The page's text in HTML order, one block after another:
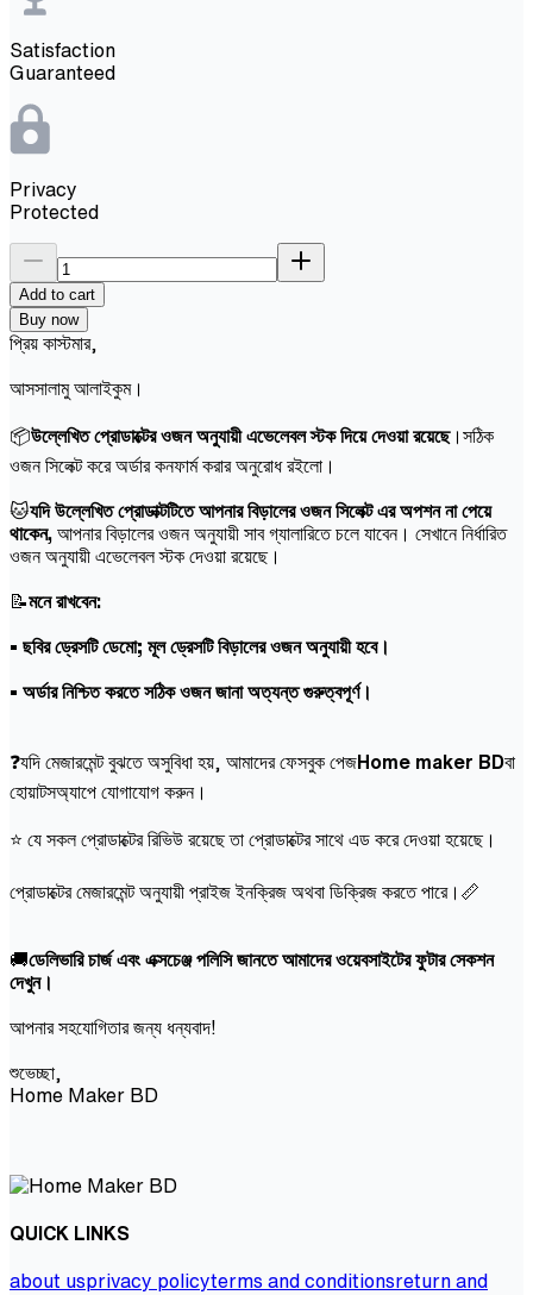
Satisfaction
Guaranteed
Privacy
Protected
Add to cart
Buy now
প্রিয় কাস্টমার,
আসসালামু আলাইকুম।
📦উল্লেখিত প্রোডাক্টের ওজন অনুযায়ী এভেলেবল স্টক দিয়ে দেওয়া রয়েছে।সঠিক
ওজন সিলেক্ট করে অর্ডার কনফার্ম করার অনুরোধ রইলো।
🐱যদি উল্লেখিত প্রোডাক্টটিতে আপনার বিড়ালের ওজন সিলেক্ট এর অপশন না পেয়ে
থাকেন, আপনার বিড়ালের ওজন অনুযায়ী সাব গ্যালারিতে চলে যাবেন। সেখানে নির্ধারিত
ওজন অনুযায়ী এভেলেবল স্টক দেওয়া রয়েছে।
📝মনে রাখবেন:
• ছবির ড্রেসটি ডেমো; মূল ড্রেসটি বিড়ালের ওজন অনুযায়ী হবে।
• অর্ডার নিশ্চিত করতে সঠিক ওজন জানা অত্যন্ত গুরুত্বপূর্ণ।
❓যদি মেজারমেন্ট বুঝতে অসুবিধা হয়, আমাদের ফেসবুক পেজHome maker BDবা
হোয়াটসঅ্যাপে যোগাযোগ করুন।
⭐ যে সকল প্রোডাক্টের রিভিউ রয়েছে তা প্রোডাক্টের সাথে এড করে দেওয়া হয়েছে।
প্রোডাক্টের মেজারমেন্ট অনুযায়ী প্রাইজ ইনক্রিজ অথবা ডিক্রিজ করতে পারে।📏
🚚ডেলিভারি চার্জ এবং এক্সচেঞ্জ পলিসি জানতে আমাদের ওয়েবসাইটের ফুটার সেকশন
দেখুন।
আপনার সহযোগিতার জন্য ধন্যবাদ!
শুভেচ্ছা,
Home Maker BD
QUICK LINKS
about usprivacy policyterms and conditionsreturn and